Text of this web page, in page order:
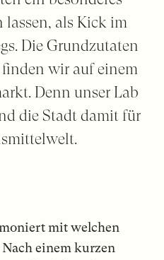
als Kick im
Die Grundzutaten
wir auf einem
Denn unser Lab
die Stadt damit für
mit welchen
einem kurzen